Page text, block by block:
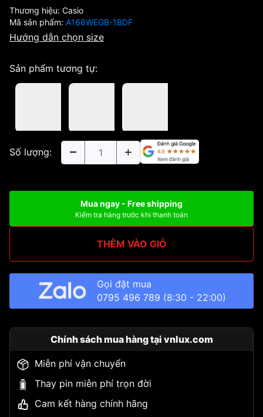
Thương hiệu: Casio
Mã sản phẩm: A168WEGB-1BDF
Hướng dẫn chọn size
Sản phẩm tương tự:
Số lượng:
Mua ngay - Free shipping
Kiểm tra hàng trước khi thanh toán
THÊM VÀO GIỎ
Gọi đặt mua
0795 496 789 (8:30 - 22:00)
Chính sách mua hàng tại vnlux.com
Miễn phí vận chuyển
Thay pin miễn phí trọn đời
Cam kết hàng chính hãng